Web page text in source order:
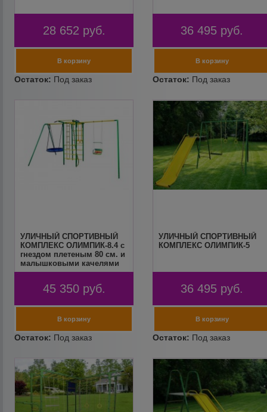
28 652 руб. 36 495 руб.
УЛИЧНЫЙ СПОРТИВНЫЙ
КОМПЛЕКС ОЛИМПИК-8.4 с
гнездом плетеным 80 см. и
малышковыми качелями
45 350 руб.
УЛИЧНЫЙ СПОРТИВНЫЙ
КОМПЛЕКС ОЛИМПИК-5
36 495 руб.